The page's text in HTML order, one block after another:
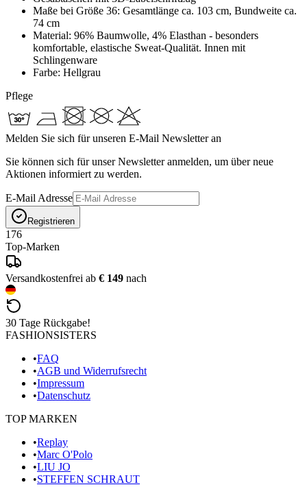
Maße bei Größe 36: Gesamtlänge ca. 103 cm, Bundweite ca.
74 cm
Material: 96% Baumwolle, 4% Elasthan - besonders
komfortable, elastische Sweat-Qualität. Innen mit
Schlingenware
Farbe: Hellgrau
Pflege
Melden Sie sich für unseren E-Mail Newsletter an
Sie können sich für unser Newsletter anmelden, um über neue
Aktionen informiert zu werden.
E-Mail Adresse
Registrieren
176
Top-Marken
Versandkostenfrei ab € 149 nach
30 Tage Rückgabe!
FASHIONSISTERS
•FAQ
•AGB und Widerrufsrecht
•Impressum
•Datenschutz
TOP MARKEN
•Replay
•Marc O'Polo
•LIU JO
•STEFFEN SCHRAUT